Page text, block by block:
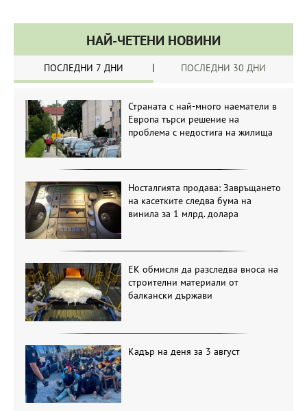
НАЙ-ЧЕТЕНИ НОВИНИ
ПОСЛЕДНИ 7 ДНИ ПОСЛЕДНИ 30 ДНИ
Страната с най-много наематели в
Европа търси решение на
проблема с недостига на жилища
Носталгията продава: Завръщането
на касетките следва бума на
винила за 1 млрд. долара
ЕК обмисля да разследва вноса на
строителни материали от
балкански държави
Кадър на деня за 3 август